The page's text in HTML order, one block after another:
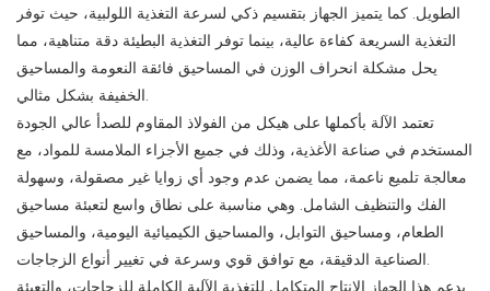
الطويل. كما يتميز الجهاز بتقسيم ذكي لسرعة التغذية اللولبية، حيث توفر
التغذية السريعة كفاءة عالية، بينما توفر التغذية البطيئة دقة متناهية، مما
يحل مشكلة انحراف الوزن في المساحيق فائقة النعومة والمساحيق
الخفيفة بشكل مثالي.
تعتمد الآلة بأكملها على هيكل من الفولاذ المقاوم للصدأ عالي الجودة
المستخدم في صناعة الأغذية، وذلك في جميع الأجزاء الملامسة للمواد، مع
معالجة تلميع ناعمة، مما يضمن عدم وجود أي زوايا غير مصقولة، وسهولة
الفك والتنظيف الشامل. وهي مناسبة على نطاق واسع لتعبئة مساحيق
الطعام، ومساحيق التوابل، والمساحيق الكيميائية اليومية، والمساحيق
الصناعية الدقيقة، مع توافق قوي وسرعة في تغيير أنواع الزجاجات.
يدعم هذا الجهاز الإنتاج المتكامل للتغذية الآلية الكاملة للزجاجات، والتعبئة